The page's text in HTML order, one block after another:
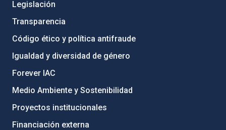
Legislación
Transparencia
Código ético y política antifraude
Igualdad y diversidad de género
Forever IAC
Medio Ambiente y Sostenibilidad
Proyectos institucionales
Financiación externa